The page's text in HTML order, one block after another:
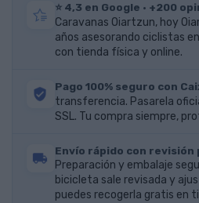
⭐ 4,3 en Google · +200
Caravanas Oiartzun, hoy
años asesorando ciclistas
con tienda física y online.
Pago 100% seguro con
transferencia. Pasarela
SSL. Tu compra siempre,
Envío rápido con revisión
Preparación y embalaje
bicicleta sale revisada y
puedes recogerla gratis en